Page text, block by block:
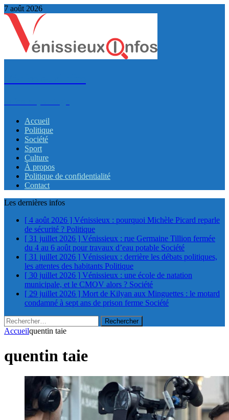
7 août 2026
Accueil
Politique
Société
Sport
Culture
À propos
Politique de confidentialité
Contact
Les dernières infos
[ 4 août 2026 ] Vénissieux : pourquoi Michèle Picard reparle
de sécurité ? Politique
[ 31 juillet 2026 ] Vénissieux : rue Germaine Tillion fermée
du 4 au 6 août pour travaux d’eau potable Société
[ 31 juillet 2026 ] Vénissieux : derrière les débats politiques,
les attentes des habitants Politique
[ 30 juillet 2026 ] Vénissieux : une école de natation
municipale, et le CMOV alors ? Société
[ 29 juillet 2026 ] Mort de Kilyan aux Minguettes : le motard
condamné à sept ans de prison ferme Société
Rechercher :
Accueilquentin taie
quentin taie